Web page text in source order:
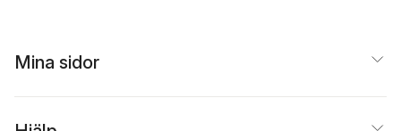
Mina sidor